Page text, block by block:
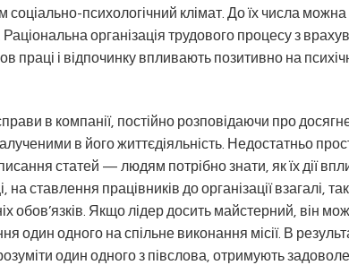
психологічний клімат. До їх числа можна
Раціональна організація трудового процесу з
і відпочинку впливають позитивно на
в компанії, постійно розповідаючи про
в його життєдіяльність. Недостатньо
статей — людям потрібно знати, як їх дії
ставлення працівників до організації взагалі,
обов’язків. Якщо лідер досить майстерний, він
один одного на спільне виконання місії. В
один одного з півслова, отримують